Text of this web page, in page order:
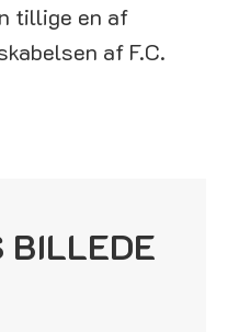
tillige en af
af F.C.
BILLEDE